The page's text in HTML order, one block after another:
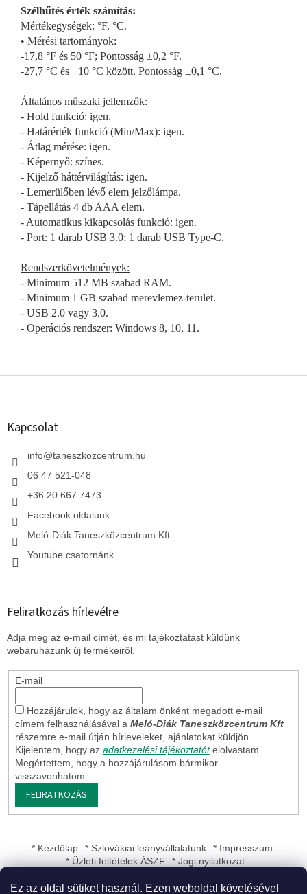
Ez az oldal sütiket használ. Ezen weboldal követésével
Szélhűtés érték számítás:
Mértékegységek: °F, °C.
• Mérési tartományok:
-17,8 °F és 50 °F; Pontosság ±0,2 °F.
-27,7 °C és +10 °C között. Pontosság ±0,1 °C.
Általános műszaki jellemzők:
- Hold funkció: igen.
- Határérték funkció (Min/Max): igen.
- Átlag mérése: igen.
- Képernyő: színes.
- Kijelző háttérvilágítás: igen.
- Lemerülőben lévő elem jelzőlámpa.
- Tápellátás 4 db AAA elem.
- Automatikus kikapcsolás funkció: igen.
- Port: 1 darab USB 3.0; 1 darab USB Type-C.
Rendszerkövetelmények:
- Minimum 512 MB szabad RAM.
- Minimum 1 GB szabad merevlemez-terület.
- USB 2.0 vagy 3.0.
- Operációs rendszer: Windows 8, 10, 11.
L
Kapcsolat
info@taneszkozcentrum.hu
06 47 521-048
+36 20 667 7473
Facebook oldalunk
Meló-Diák Taneszközcentrum Kft
Youtube csatornánk
Feliratkozás hírlevélre
Adja meg az e-mail címét, és mi tájékoztatást küldünk
webáruházunk új termékeiről.
E-mail
Hozzájárulok, hogy az általam önként megadott e-mail
címem felhasználásával a Meló-Diák Taneszközcentrum Kft
részemre e-mail útján hírleveleket, ajánlatokat küldjön.
Kijelentem, hogy az adatkezelési tájékoztatót elolvastam.
Megértettem, hogy a hozzájárulásom bármikor
visszavonhatom.
FELIRATKOZÁS
* Kezdőlap * Szlovákiai leányvállalatunk
* Impresszum
* Üzleti feltételek ÁSZF
* Jogi nyilatkozat